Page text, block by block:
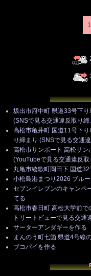
1
坂出市府中町 県道33号下
(SNSで見る交通違反取り締
高松市亀井町 国道11号下
り締まり (SNSで見る交通
高松市サンポート 高松サン
(YouTubeで見る交通違反
丸亀市綾歌町岡田下 国道
小松島港まつり2026 ブル
セブンイレブンのキャンペ
てる
高松市春日町 高松大学前で
トリートビューで見る交通
サーターアンダギーを作る
まんのう町七箇 県道4号線
ブコパイを作る